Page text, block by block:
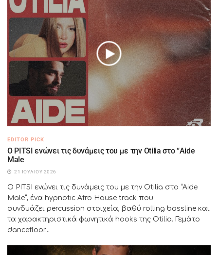
EDITOR PICK
Ο PITSI ενώνει τις δυνάμεις του με την Otilia στο “Aide
Male
21 ΙΟΥΛΊΟΥ 2026
Ο PITSI ενώνει τις δυνάμεις του με την Otilia στο “Aide
Male”, ένα hypnotic Afro House track που
συνδυάζει percussion στοιχεία, βαθύ rolling bassline και
τα χαρακτηριστικά φωνητικά hooks της Otilia. Γεμάτο
dancefloor...